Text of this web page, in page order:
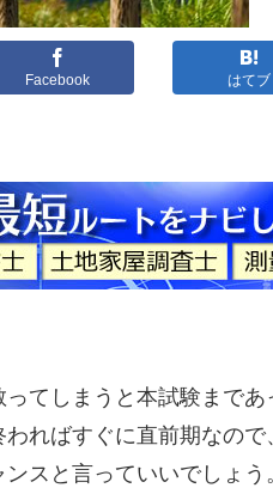
Facebook はてブ
てしまうと本試験まで
ればすぐに直前期なの
スと言っていいでしょ